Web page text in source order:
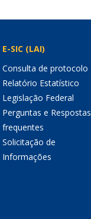
E-SIC (LAI)
Consulta de protocolo
Relatório Estatístico
Legislação Federal
Perguntas e Respostas
frequentes
Solicitação de
Informações